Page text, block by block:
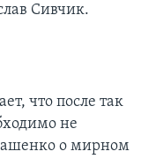
Сивчик.
что после так
не
о мирном